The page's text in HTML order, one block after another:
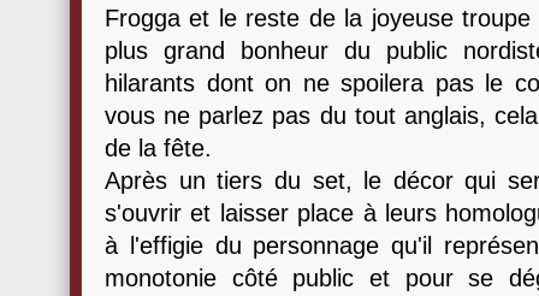
Frogga et le reste de la joyeuse
plus grand bonheur du public
hilarants dont on ne spoilera pas le
vous ne parlez pas du tout anglais,
de la fête.
Après un tiers du set, le décor qui
s'ouvrir et laisser place à leurs
à l'effigie du personnage qu'il
monotonie côté public et pour se